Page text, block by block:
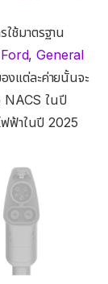
ช้มาตรฐาน
Ford,General
แต่ละค่ายนั้นจะ
NACS ในปี
ฟ้าในปี 2025